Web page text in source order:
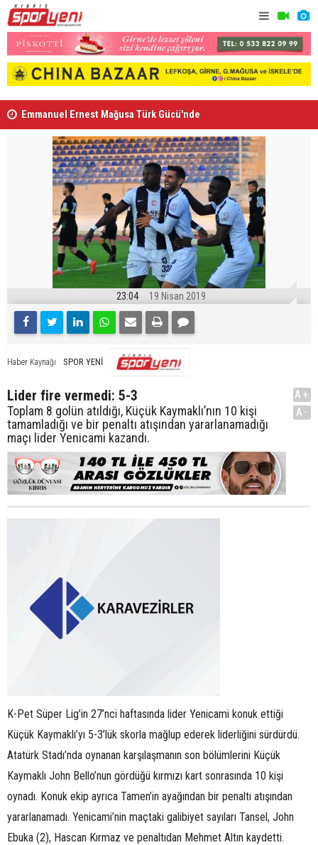
Emmanuel Ernest Mağusa Türk Gücü'nde
23:04 19 Nisan 2019
Haber Kaynağı SPOR YENİ
Lider fire vermedi: 5-3
Toplam 8 golün atıldığı, Küçük Kaymaklı’nın 10 kişi
tamamladığı ve bir penaltı atışından yararlanamadığı
maçı lider Yenicami kazandı.
A+
A-
K-Pet Süper Lig’in 27’nci haftasında lider Yenicami konuk ettiği
Küçük Kaymaklı’yı 5-3’lük skorla mağlup ederek liderliğini sürdürdü.
Atatürk Stadı’nda oynanan karşılaşmanın son bölümlerini Küçük
Kaymaklı John Bello’nun gördüğü kırmızı kart sonrasında 10 kişi
oynadı. Konuk ekip ayrıca Tamen’in ayağından bir penaltı atışından
yararlanamadı. Yenicami’nin maçtaki galibiyet sayıları Tansel, John
Ebuka (2), Hascan Kırmaz ve penaltıdan Mehmet Altın kaydetti.